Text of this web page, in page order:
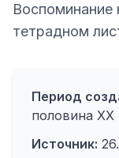
Воспоминание
тетрадном
Период
половина XX
Источник: